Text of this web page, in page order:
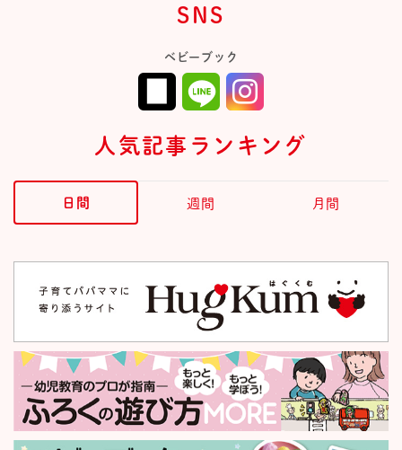
SNS
ベビーブック
人気記事ランキング
日間 週間 月間